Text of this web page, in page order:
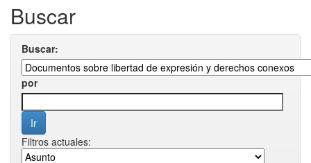
Buscar
Buscar:
por
Filtros actuales: